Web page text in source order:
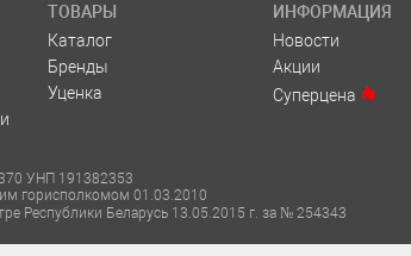
ТОВАРЫ
Каталог
Бренды
Уценка
ИНФОРМАЦИЯ
Новости
Акции
Суперцена
УНП 191382353
горисполкомом 01.03.2010
Республики Беларусь 13.05.2015 г. за № 254343